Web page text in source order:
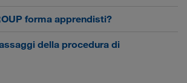
forma apprendisti?
della procedura di